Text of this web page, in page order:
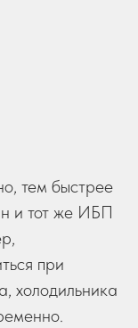
тем быстрее
и тот же ИБП
при
холодильника